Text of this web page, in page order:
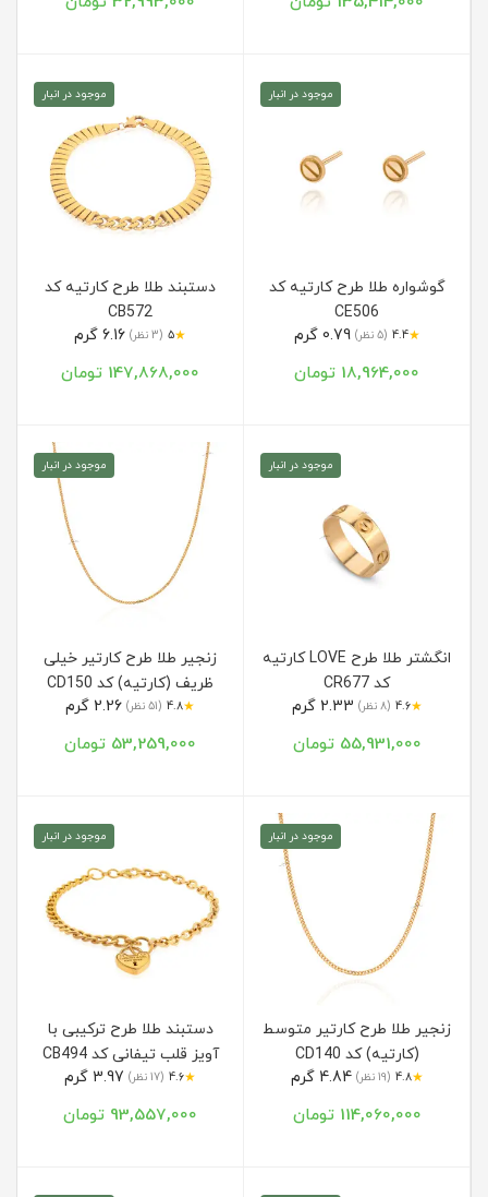
موجود در انبار
گوشواره طلا طرح کارتیه کد
CE506
★
4.4 (5 نظر) 0.79 گرم
18,964,000 تومان
موجود در انبار
دستبند طلا طرح کارتیه کد
CB572
★
5 (3 نظر)
147,868,000 تومان
موجود در انبار
انگشتر طلا طرح LOVE کارتیه
کد CR677
★
4.6 (8 نظر)
55,931,000 تومان
موجود در انبار
زنجیر طلا طرح کارتیر خیلی
ظریف (کارتیه) کد CD150
★
4.8 (51 نظر)
53,259,000 تومان
موجود در انبار
زنجیر طلا طرح کارتیر متوسط
(کارتیه) کد CD140
★
4.8 (19 نظر) 4.84 گرم
114,060,000 تومان
موجود در انبار
دستبند طلا طرح ترکیبی با
آویز قلب تیفانی کد CB494
★
4.6 (17 نظر)
93,557,000 تومان